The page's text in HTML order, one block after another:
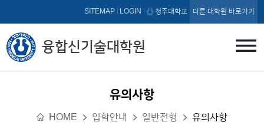
본문 바로가기
융합신기술대학원
SITEMAP LOGIN 청주대학교 다른 대학원 바로가기
유의사항
HOME 입학안내 일반전형 유의사항